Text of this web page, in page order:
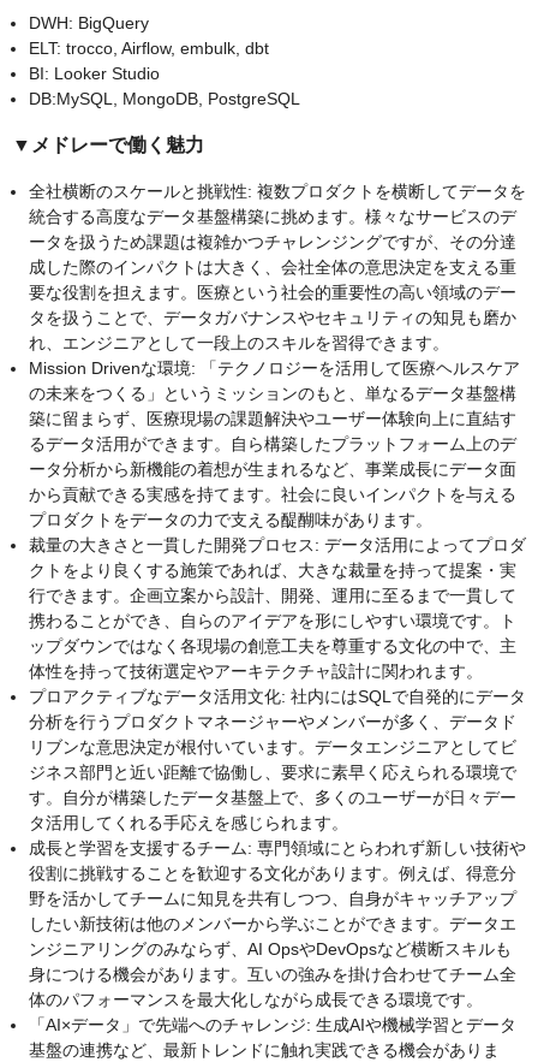
DWH: BigQuery
ELT: trocco, Airflow, embulk, dbt
BI: Looker Studio
DB:MySQL, MongoDB, PostgreSQL
▼メドレーで働く魅力
全社横断のスケールと挑戦性: 複数プロダクトを横断してデータを
統合する高度なデータ基盤構築に挑めます。様々なサービスのデ
ータを扱うため課題は複雑かつチャレンジングですが、その分達
成した際のインパクトは大きく、会社全体の意思決定を支える重
要な役割を担えます。医療という社会的重要性の高い領域のデー
タを扱うことで、データガバナンスやセキュリティの知見も磨か
れ、エンジニアとして一段上のスキルを習得できます。
Mission Drivenな環境: 「テクノロジーを活用して医療ヘルスケア
の未来をつくる」というミッションのもと、単なるデータ基盤構
築に留まらず、医療現場の課題解決やユーザー体験向上に直結す
るデータ活用ができます。自ら構築したプラットフォーム上のデ
ータ分析から新機能の着想が生まれるなど、事業成長にデータ面
から貢献できる実感を持てます。社会に良いインパクトを与える
プロダクトをデータの力で支える醍醐味があります。
裁量の大きさと一貫した開発プロセス: データ活用によってプロダ
クトをより良くする施策であれば、大きな裁量を持って提案・実
行できます。企画立案から設計、開発、運用に至るまで一貫して
携わることができ、自らのアイデアを形にしやすい環境です。ト
ップダウンではなく各現場の創意工夫を尊重する文化の中で、主
体性を持って技術選定やアーキテクチャ設計に関われます。
プロアクティブなデータ活用文化: 社内にはSQLで自発的にデータ
分析を行うプロダクトマネージャーやメンバーが多く、データド
リブンな意思決定が根付いています。データエンジニアとしてビ
ジネス部門と近い距離で協働し、要求に素早く応えられる環境で
す。自分が構築したデータ基盤上で、多くのユーザーが日々デー
タ活用してくれる手応えを感じられます。
成長と学習を支援するチーム: 専門領域にとらわれず新しい技術や
役割に挑戦することを歓迎する文化があります。例えば、得意分
野を活かしてチームに知見を共有しつつ、自身がキャッチアップ
したい新技術は他のメンバーから学ぶことができます。データエ
ンジニアリングのみならず、AI OpsやDevOpsなど横断スキルも
身につける機会があります。互いの強みを掛け合わせてチーム全
体のパフォーマンスを最大化しながら成長できる環境です。
「AI×データ」で先端へのチャレンジ: 生成AIや機械学習とデータ
基盤の連携など、最新トレンドに触れ実践できる機会がありま